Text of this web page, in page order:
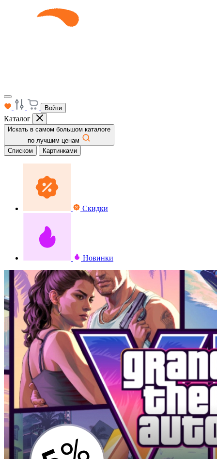
Войти
Каталог
Искать в самом большом каталоге
по лучшим ценам
Списком
Картинками
Скидки
Новинки